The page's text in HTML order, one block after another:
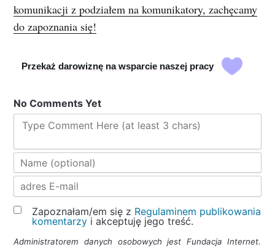
komunikacji z podziałem na komunikatory, zachęcamy
do zapoznania się!
Przekaż darowiznę na wsparcie naszej pracy
No Comments Yet
Type Comment Here (at least 3 chars)
Zapoznałam/em się z Regulaminem publikowania
komentarzy i akceptuję jego treść.
Administratorem danych osobowych jest Fundacja Internet.